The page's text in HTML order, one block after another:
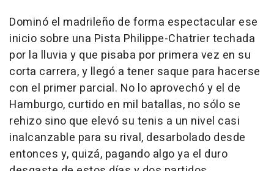
Dominó el madrileño de forma espectacular ese
inicio sobre una Pista Philippe-Chatrier techada
por la lluvia y que pisaba por primera vez en su
corta carrera, y llegó a tener saque para hacerse
con el primer parcial. No lo aprovechó y el de
Hamburgo, curtido en mil batallas, no sólo se
rehizo sino que elevó su tenis a un nivel casi
inalcanzable para su rival, desarbolado desde
entonces y, quizá, pagando algo ya el duro